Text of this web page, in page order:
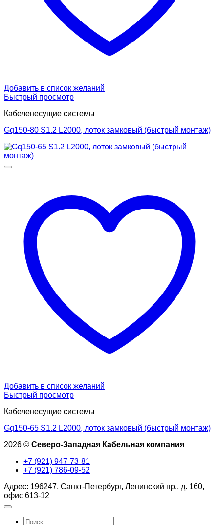
Добавить в список желаний
Быстрый просмотр
Кабеленесущие системы
Gq150-80 S1.2 L2000, лоток замковый (быстрый монтаж)
Добавить в список желаний
Быстрый просмотр
Кабеленесущие системы
Gq150-65 S1.2 L2000, лоток замковый (быстрый монтаж)
2026 © Северо-Западная Кабельная компания
+7 (921) 947-73-81
+7 (921) 786-09-52
Адрес: 196247, Санкт-Петербург, Ленинский пр., д. 160,
офис 613-12
Искать: